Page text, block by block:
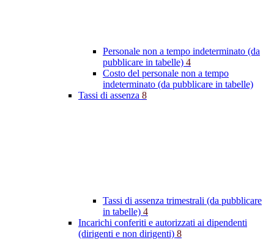
Personale non a tempo indeterminato (da
pubblicare in tabelle) 4
Costo del personale non a tempo
indeterminato (da pubblicare in tabelle)
Tassi di assenza 8
Tassi di assenza trimestrali (da pubblicare
in tabelle) 4
Incarichi conferiti e autorizzati ai dipendenti
(dirigenti e non dirigenti) 8